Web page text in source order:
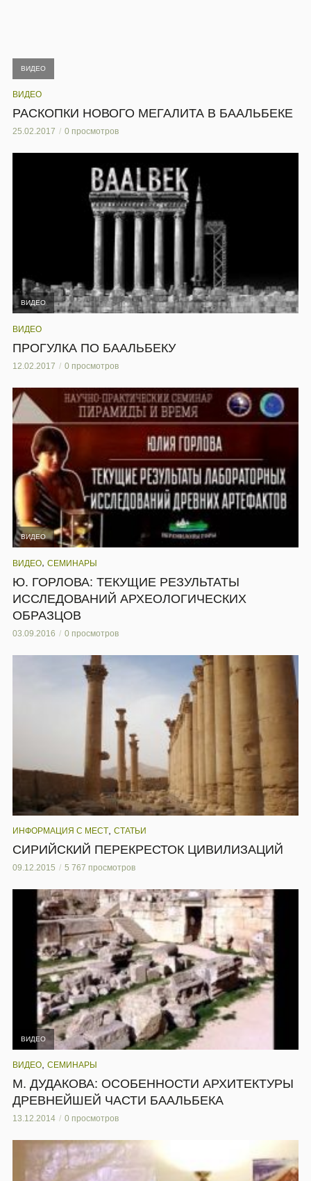
ВИДЕО
ВИДЕО
РАСКОПКИ НОВОГО МЕГАЛИТА В БААЛЬБЕКЕ
25.02.2017 0 просмотров
ВИДЕО
ВИДЕО
ПРОГУЛКА ПО БААЛЬБЕКУ
12.02.2017 0 просмотров
ВИДЕО
ВИДЕО, СЕМИНАРЫ
Ю. ГОРЛОВА: ТЕКУЩИЕ РЕЗУЛЬТАТЫ
ИССЛЕДОВАНИЙ АРХЕОЛОГИЧЕСКИХ
ОБРАЗЦОВ
03.09.2016 0 просмотров
ИНФОРМАЦИЯ С МЕСТ СТАТЬИ
СИРИЙСКИЙ ПЕРЕКРЕСТОК ЦИВИЛИЗАЦИЙ
09.12.2015 5 767 просмотров
ВИДЕО
ВИДЕО СЕМИНАРЫ
М. ДУДАКОВА: ОСОБЕННОСТИ АРХИТЕКТУРЫ
ДРЕВНЕЙШЕЙ ЧАСТИ БААЛЬБЕКА
13.12.2014 0 просмотров